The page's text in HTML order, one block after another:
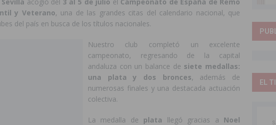
y Veterano, una de las grandes citas del calendario nacional, que
del país en busca de los títulos nacionales.
Nuestro club completó un excelente
campeonato, regresando de la capital
andaluza con un balance de siete medallas:
una plata y dos bronces, además de
numerosas finales y una destacada actuación
colectiva.
La medalla de plata llegó gracias a Noel
EL